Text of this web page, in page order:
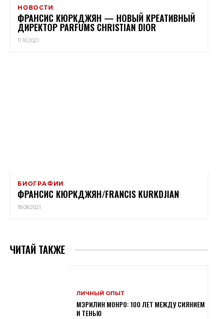
НОВОСТИ
ФРАНСИС КЮРКДЖЯН — НОВЫЙ КРЕАТИВНЫЙ
ДИРЕКТОР PARFUMS CHRISTIAN DIOR
11.10.2021
БИОГРАФИИ
ФРАНСИС КЮРКДЖЯН/FRANCIS KURKDJIAN
18.08.2021
ЧИТАЙ ТАКЖЕ
ЛИЧНЫЙ ОПЫТ
МЭРИЛИН МОНРО: 100 ЛЕТ МЕЖДУ СИЯНИЕМ
И ТЕНЬЮ